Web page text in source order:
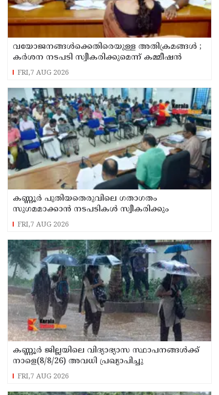
വയോജനങ്ങൾക്കെതിരെയുള്ള അതിക്രമങ്ങൾ ;
കർശന നടപടി സ്വീകരിക്കുമെന്ന് കമ്മീഷൻ
FRI,7 AUG 2026
കണ്ണൂർ പുതിയതെരുവിലെ ഗതാഗതം
സുഗമമാക്കാന്‍ നടപടികള്‍ സ്വീകരിക്കും
FRI,7 AUG 2026
കണ്ണൂർ ജില്ലയിലെ വിദ്യാഭ്യാസ സ്ഥാപനങ്ങള്‍ക്ക്
നാളെ(8/8/26) അവധി പ്രഖ്യാപിച്ചു
FRI,7 AUG 2026